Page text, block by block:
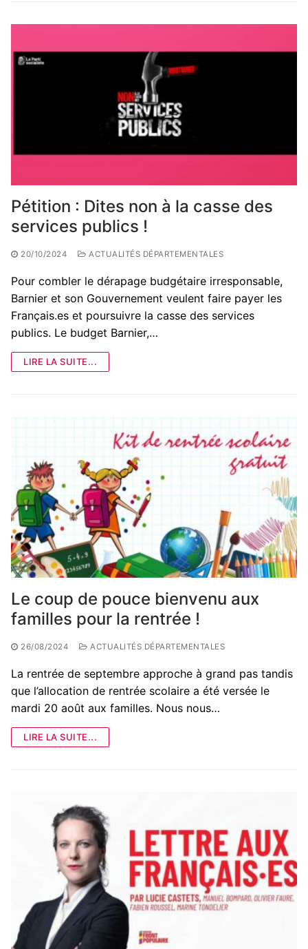
Pétition : Dites non à la casse des
services publics !
20/10/2024 ACTUALITÉS DÉPARTEMENTALES
Pour combler le dérapage budgétaire irresponsable,
Barnier et son Gouvernement veulent faire payer les
Français.es et poursuivre la casse des services
publics. Le budget Barnier,…
LIRE LA SUITE...
Le coup de pouce bienvenu aux
familles pour la rentrée !
26/08/2024 ACTUALITÉS DÉPARTEMENTALES
La rentrée de septembre approche à grand pas tandis
que l’allocation de rentrée scolaire a été versée le
mardi 20 août aux familles. Nous nous…
LIRE LA SUITE...